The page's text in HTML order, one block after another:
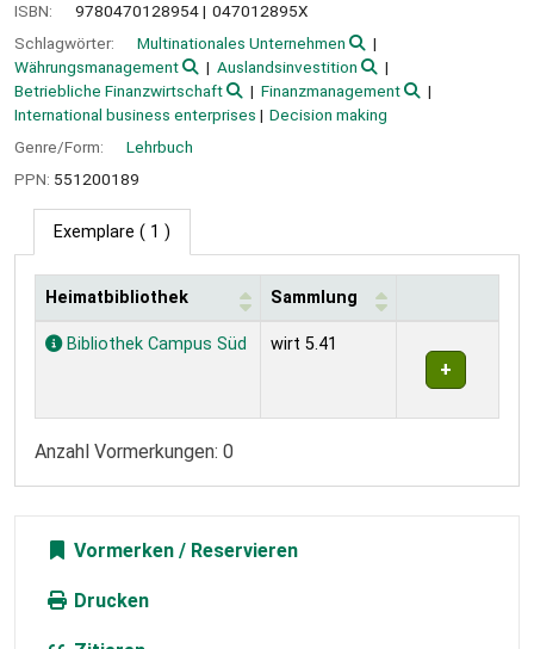
ISBN:
9780470128954
047012895X
Schlagwörter:
Multinationales Unternehmen
Währungsmanagement
Auslandsinvestition
Betriebliche Finanzwirtschaft
Finanzmanagement
International business enterprises
Decision making
Genre/Form:
Lehrbuch
PPN: 551200189
Exemplare ( 1 )
Exemplare
Heimatbibliothek Sammlung
Bibliothek Campus Süd wirt 5.41
Anzahl Vormerkungen: 0
Vormerken
Drucken